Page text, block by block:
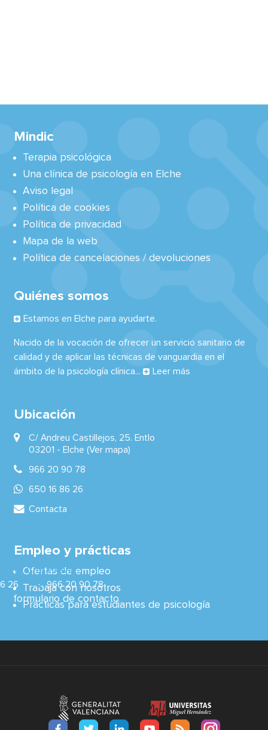
Mindic
Terapia psicológica
Una clínica de psicología en Elche
Aviso legal
Política de cookies
Política de privacidad
Mapa de la web
Política de cancelaciones / devoluciones
Quiénes somos
Estamos en Elche para ayudarte.
Nacido de la vocación de ofrecer un servicio sanitario de
calidad y de aplicar las técnicas de vanguardia en el
ámbito de la psicología clínica...
Leer más
Ubicación
C/ Andreu Castillejos, 25. Entlo
03201 - Elche (Ver mapa)
966 20 90 78
650 16 86 26
Contacta
Empleo y prácticas
Ofertas de empleo
Trabaja con nosotros
Prácticas para estudiantes de psicología
Cita Previa:
26 966 20 90 78
formulario de contacto